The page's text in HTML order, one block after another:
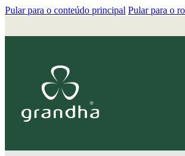
Pular para o conteúdo principal Pular para o